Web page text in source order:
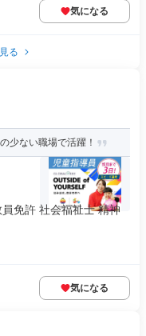
気になる
る
少ない職場で活躍！
免許 社会福祉士 精神
気になる